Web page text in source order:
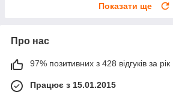
Показати ще
Про нас
97% позитивних з 428 відгуків за рік
Працює з 15.01.2015